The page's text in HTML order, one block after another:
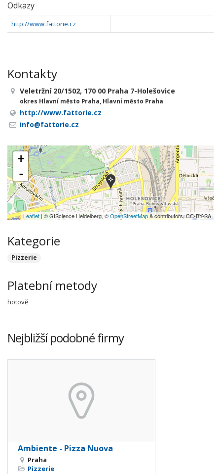
Odkazy
http://www.fattorie.cz
Kontakty
Veletržní 20/1502, 170 00 Praha 7-Holešovice
okres Hlavní město Praha, Hlavní město Praha
http://www.fattorie.cz
info@fattorie.cz
+
-
Leaflet | © GIScience Heidelberg, ©OpenStreetMap& contributors, CC-BY-SA
Kategorie
Pizzerie
Platební metody
hotově
Nejbližší podobné firmy
Ambiente - Pizza Nuova
Praha
Pizzerie